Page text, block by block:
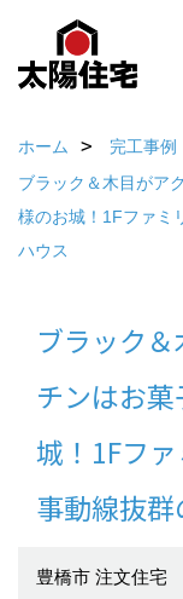
ホーム 完工事例
ブラック＆木目がア
様のお城！1Fファミ
ハウス
ブラック
チンはお
城！1Fフ
事動線抜
豊橋市 注文住宅